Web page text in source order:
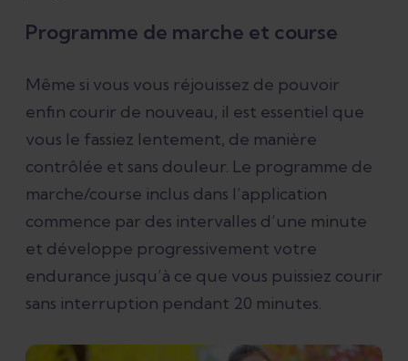
Programme de marche et course
Même si vous vous réjouissez de pouvoir
enfin courir de nouveau, il est essentiel que
vous le fassiez lentement, de manière
contrôlée et sans douleur. Le programme de
marche/course inclus dans l’application
commence par des intervalles d’une minute
et développe progressivement votre
endurance jusqu’à ce que vous puissiez courir
sans interruption pendant 20 minutes.